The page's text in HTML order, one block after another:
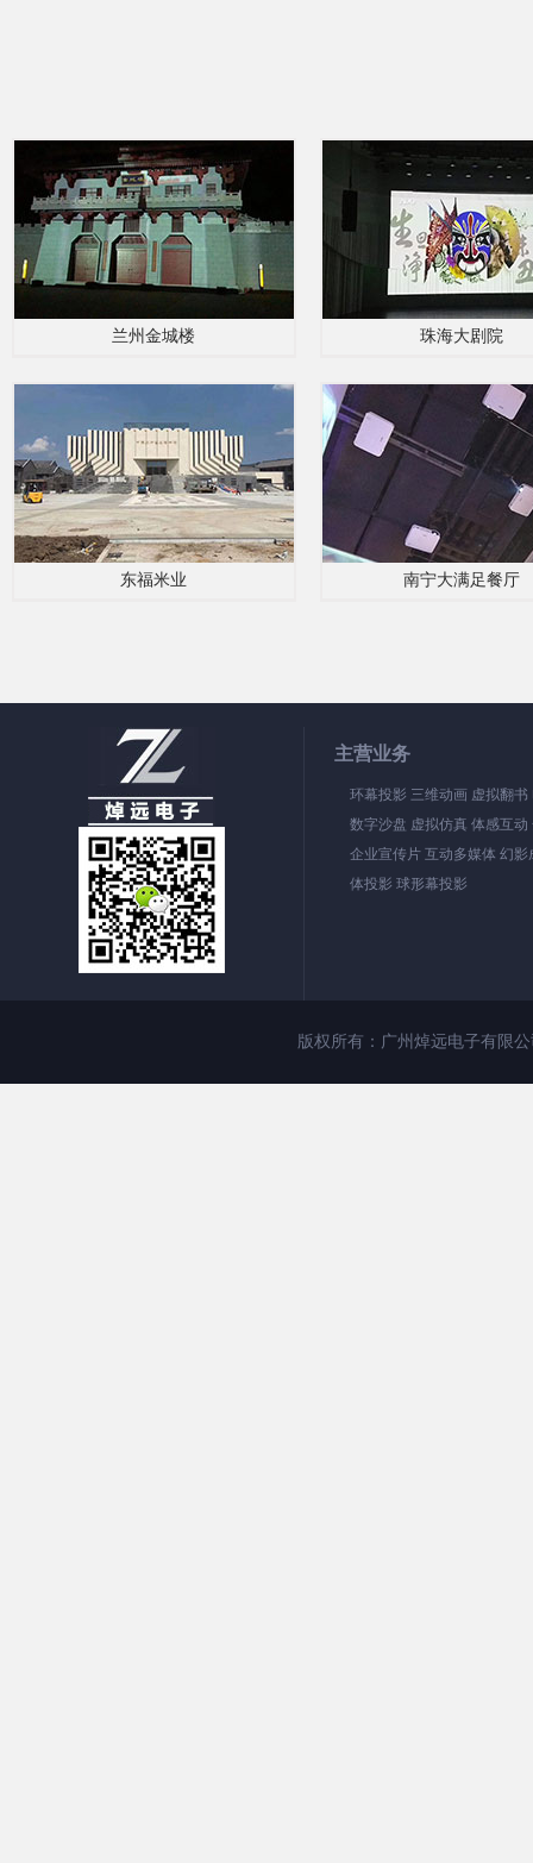
兰州金城楼 珠海大剧院
东福米业 南宁大满足餐厅
主营业务
环幕投影 三维动画 虚拟翻书
数字沙盘 虚拟仿真 体感互动
企业宣传片 互动多媒体 幻影
体投影 球形幕投影
版权所有：广州焯远电子有限